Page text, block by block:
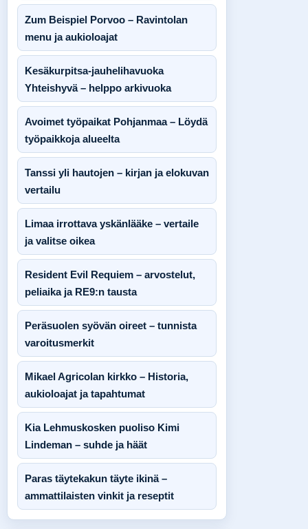
Zum Beispiel Porvoo – Ravintolan
menu ja aukioloajat
Kesäkurpitsa-jauhelihavuoka
Yhteishyvä – helppo arkivuoka
Avoimet työpaikat Pohjanmaa – Löydä
työpaikkoja alueelta
Tanssi yli hautojen – kirjan ja elokuvan
vertailu
Limaa irrottava yskänlääke – vertaile
ja valitse oikea
Resident Evil Requiem – arvostelut,
peliaika ja RE9:n tausta
Peräsuolen syövän oireet – tunnista
varoitusmerkit
Mikael Agricolan kirkko – Historia,
aukioloajat ja tapahtumat
Kia Lehmuskosken puoliso Kimi
Lindeman – suhde ja häät
Paras täytekakun täyte ikinä –
ammattilaisten vinkit ja reseptit